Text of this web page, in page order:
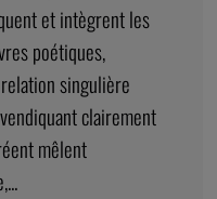
et intègrent les
poétiques,
singulière
clairement
mêlent